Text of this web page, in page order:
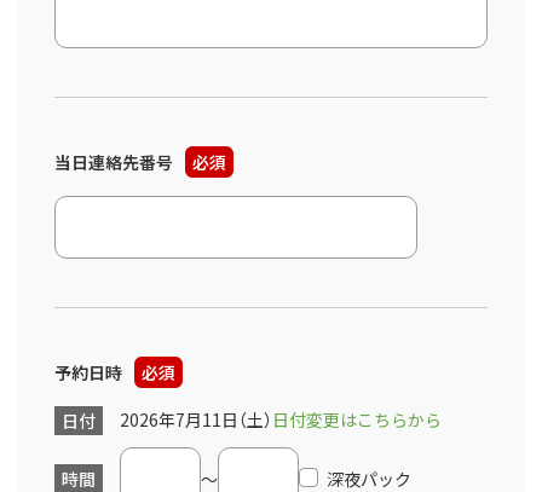
当日連絡先番号 必須
予約日時
必須
日付
2026年7月11日（土） 日付変更はこちらから
時間 ～ 深夜パック